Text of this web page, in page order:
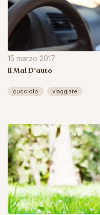
15 marzo 2017
Il Mal D'auto
cucciolo viaggiare